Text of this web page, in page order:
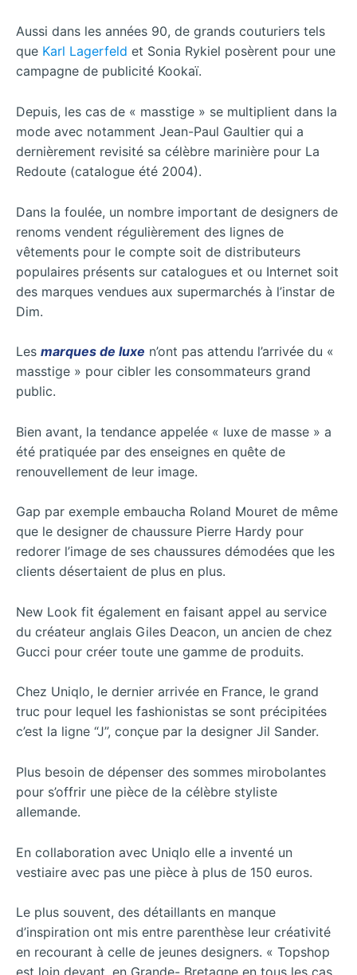
Aussi dans les années 90, de grands couturiers tels
que Karl Lagerfeld et Sonia Rykiel posèrent pour une
campagne de publicité Kookaï.
Depuis, les cas de « masstige » se multiplient dans la
mode avec notamment Jean-Paul Gaultier qui a
dernièrement revisité sa célèbre marinière pour La
Redoute (catalogue été 2004).
Dans la foulée, un nombre important de designers de
renoms vendent régulièrement des lignes de
vêtements pour le compte soit de distributeurs
populaires présents sur catalogues et ou Internet soit
des marques vendues aux supermarchés à l’instar de
Dim.
Les marques de luxe n’ont pas attendu l’arrivée du «
masstige » pour cibler les consommateurs grand
public.
Bien avant, la tendance appelée « luxe de masse » a
été pratiquée par des enseignes en quête de
renouvellement de leur image.
Gap par exemple embaucha Roland Mouret de même
que le designer de chaussure Pierre Hardy pour
redorer l’image de ses chaussures démodées que les
clients désertaient de plus en plus.
New Look fit également en faisant appel au service
du créateur anglais Giles Deacon, un ancien de chez
Gucci pour créer toute une gamme de produits.
Chez Uniqlo, le dernier arrivée en France, le grand
truc pour lequel les fashionistas se sont précipitées
c’est la ligne “J”, conçue par la designer Jil Sander.
Plus besoin de dépenser des sommes mirobolantes
pour s’offrir une pièce de la célèbre styliste
allemande.
En collaboration avec Uniqlo elle a inventé un
vestiaire avec pas une pièce à plus de 150 euros.
Le plus souvent, des détaillants en manque
d’inspiration ont mis entre parenthèse leur créativité
en recourant à celle de jeunes designers. « Topshop